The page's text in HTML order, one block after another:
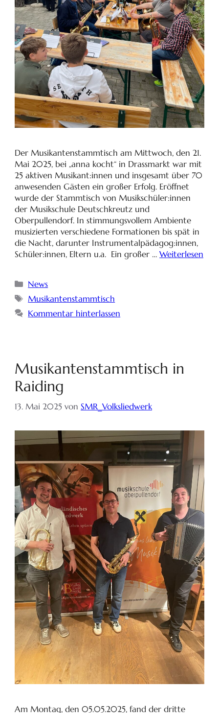
Der Musikantenstammtisch am Mittwoch, den 21.
Mai 2025, bei „anna kocht“ in Drassmarkt war mit
25 aktiven Musikant:innen und insgesamt über 70
anwesenden Gästen ein großer Erfolg. Eröffnet
wurde der Stammtisch von Musikschüler:innen
der Musikschule Deutschkreutz und
Oberpullendorf. In stimmungsvollem Ambiente
musizierten verschiedene Formationen bis spät in
die Nacht, darunter Instrumentalpädagog:innen,
Schüler:innen, Eltern u.a. Ein großer … Weiterlesen
News
Musikantenstammtisch
Kommentar hinterlassen
Musikantenstammtisch in
Raiding
13. Mai 2025 von SMR_Volksliedwerk
Am Montag, den 05.05.2025, fand der dritte